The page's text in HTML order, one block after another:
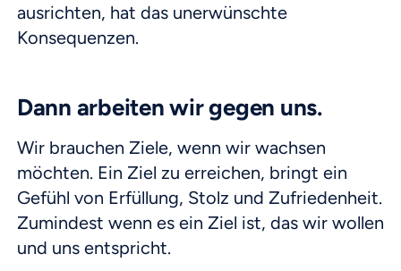
ausrichten, hat das unerwünschte
Konsequenzen.
Dann arbeiten wir gegen uns.
Wir brauchen Ziele, wenn wir wachsen
möchten. Ein Ziel zu erreichen, bringt ein
Gefühl von Erfüllung, Stolz und Zufriedenheit.
Zumindest wenn es ein Ziel ist, das wir wollen
und uns entspricht.